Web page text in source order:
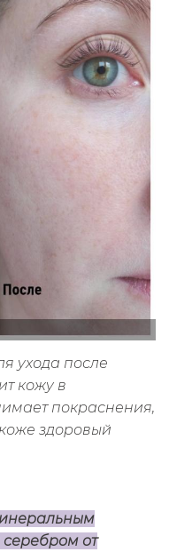
ухода после
кожу в
покраснения,
здоровый
от